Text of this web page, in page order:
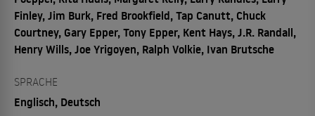
Finley, Jim Burk, Fred Brookfield, Tap Canutt, Chuck
Courtney, Gary Epper, Tony Epper, Kent Hays, J.R. Randall,
Henry Wills, Joe Yrigoyen, Ralph Volkie, Ivan Brutsche
SPRACHE
Englisch, Deutsch